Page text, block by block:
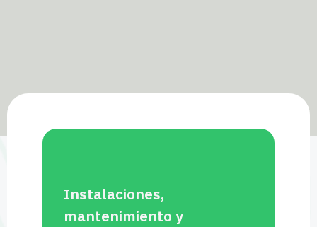
Instalaciones,
mantenimiento y